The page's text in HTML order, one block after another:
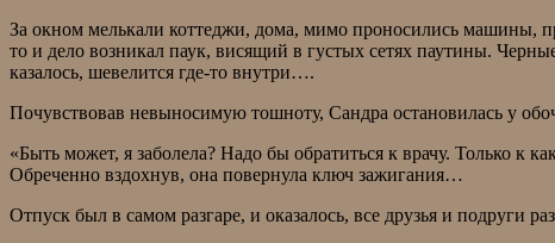
За окном мелькали коттеджи, дома, мимо проносились машины,
то и дело возникал паук, висящий в густых сетях паутины.
казалось, шевелится где-то внутри….
Почувствовав невыносимую тошноту, Сандра остановилась у
«Быть может, я заболела? Надо бы обратиться к врачу. Только к
Обреченно вздохнув, она повернула ключ зажигания…
Отпуск был в самом разгаре, и оказалось, все друзья и подруги